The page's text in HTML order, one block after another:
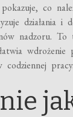
co
działania i
nadzoru. To
wdrożenie
pracy.